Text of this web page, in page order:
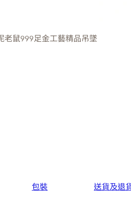
老鼠999足金工藝精品吊墜
包裝 送貨及退